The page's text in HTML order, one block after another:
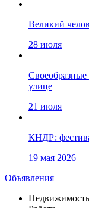
Великий
28 июля
улице
21 июля
КНДР:
19 мая 2026
Объявления
Недвижимость